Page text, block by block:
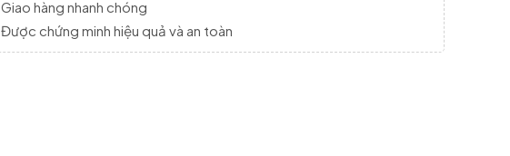
Giao hàng nhanh chóng
Được chứng minh hiệu quả và an toàn